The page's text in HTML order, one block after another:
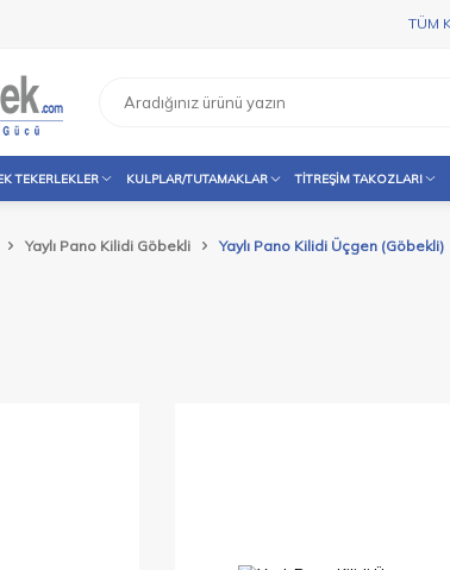
TÜM
TEKERLEKLER KULPLAR/TUTAMAKLAR TITREŞIM TAKOZLARI
Yaylı Pano Kilidi Göbekli Yaylı Pano Kilidi Üçgen (Göbekli)